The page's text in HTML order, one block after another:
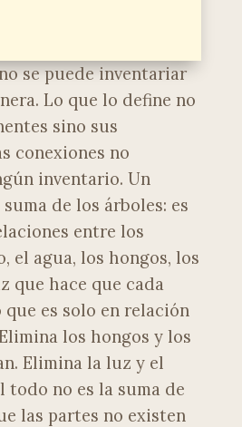
se puede inventariar
Lo que lo define no
sino sus
conexiones no
inventario. Un
de los árboles: es
entre los
el agua, los hongos, los
que hace que cada
que es solo en relación
los hongos y los
Elimina la luz y el
todo no es la suma de
las partes no existen